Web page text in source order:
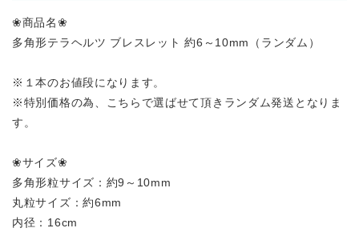
❀商品名❀
多角形テラヘルツ ブレスレット 約6～10mm（ランダム）
※１本のお値段になります。
※特別価格の為、こちらで選ばせて頂きランダム発送となりま
す。
❀サイズ❀
多角形粒サイズ：約9～10mm
丸粒サイズ：約6mm
内径：16cm